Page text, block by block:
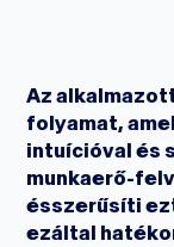
Az
folyamat,
intuícióval és
munkaerő-
ésszerűsíti
ezáltal